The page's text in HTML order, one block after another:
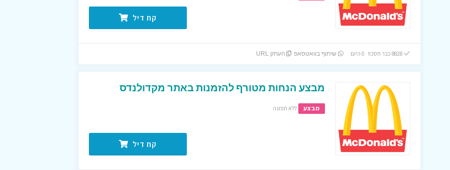
קח דיל
8828 כבר חסכו! 0 היום שיתוף בוואטסאפ העתק URL
מבצע הנחות מטורף להזמנות באתר מקדולנדס
מבצע ללא תפוגה
קח דיל